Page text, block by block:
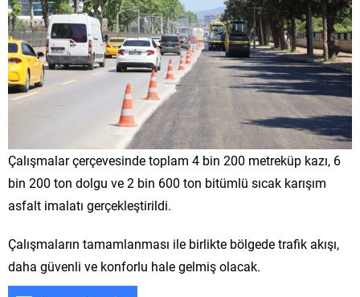
Çalışmalar çerçevesinde toplam 4 bin 200 metreküp kazı, 6
bin 200 ton dolgu ve 2 bin 600 ton bitümlü sıcak karışım
asfalt imalatı gerçekleştirildi.
Çalışmaların tamamlanması ile birlikte bölgede trafik akışı,
daha güvenli ve konforlu hale gelmiş olacak.